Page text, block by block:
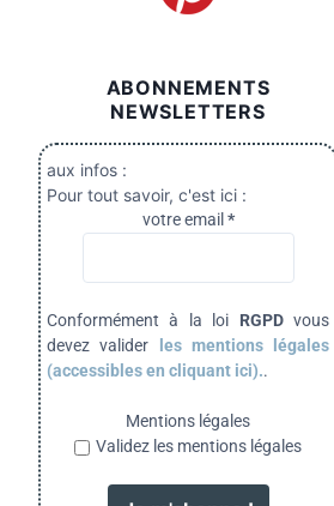
ABONNEMENTS
NEWSLETTERS
aux infos :
Pour tout savoir, c'est ici :
votre email *
Conformément à la loi RGPDvous
devez valider
les mentions légales
(accessibles en cliquant ici)..
Mentions légales
Validez les mentions légales